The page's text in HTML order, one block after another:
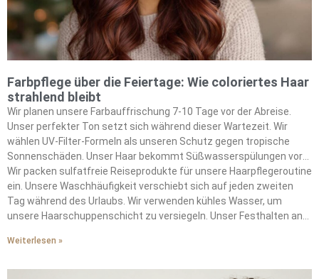
Farbpflege über die Feiertage: Wie coloriertes Haar
strahlend bleibt
Wir planen unsere Farbauffrischung 7-10 Tage vor der Abreise.
Unser perfekter Ton setzt sich während dieser Wartezeit. Wir
wählen UV-Filter-Formeln als unseren Schutz gegen tropische
Sonnenschäden. Unser Haar bekommt Süßwasserspülungen vor
dem Schwimmen. Diese Spülungen schaffen Barrieren gegen die
ausbleichenden Effekte des Chlors auf unsere Farbe.
Wir packen sulfatfreie Reiseprodukte für unsere Haarpflegeroutine
ein. Unsere Waschhäufigkeit verschiebt sich auf jeden zweiten
Tag während des Urlaubs. Wir verwenden kühles Wasser, um
unsere Haarschuppenschicht zu versiegeln. Unser Festhalten an
vermeiden Urlaubshaarkatastrophen durch konsequente
Weiterlesen »